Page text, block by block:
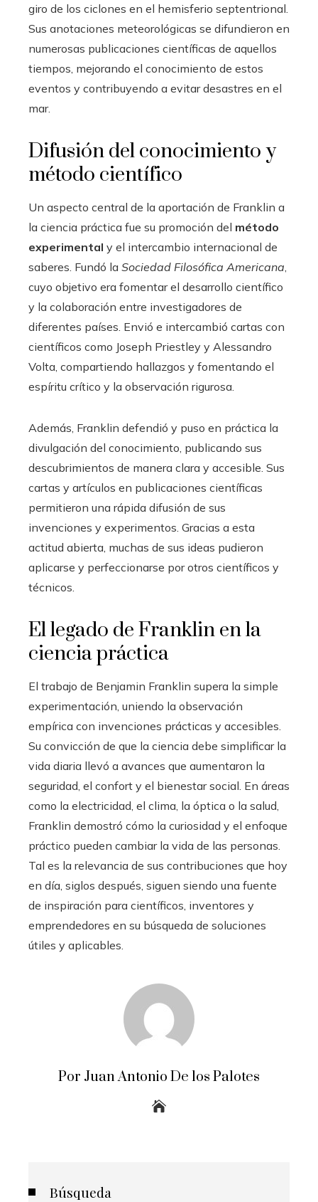
giro de los ciclones en el hemisferio septentrional.
Sus anotaciones meteorológicas se difundieron en
numerosas publicaciones científicas de aquellos
tiempos, mejorando el conocimiento de estos
eventos y contribuyendo a evitar desastres en el
mar.
Difusión del conocimiento y
método científico
Un aspecto central de la aportación de Franklin a
la ciencia práctica fue su promoción del método
experimental y el intercambio internacional de
saberes. Fundó la Sociedad Filosófica Americana
cuyo objetivo era fomentar el desarrollo científico
y la colaboración entre investigadores de
diferentes países. Envió e intercambió cartas con
científicos como Joseph Priestley y Alessandro
Volta, compartiendo hallazgos y fomentando el
espíritu crítico y la observación rigurosa.
Además, Franklin defendió y puso en práctica la
divulgación del conocimiento, publicando sus
descubrimientos de manera clara y accesible. Sus
cartas y artículos en publicaciones científicas
permitieron una rápida difusión de sus
invenciones y experimentos. Gracias a esta
actitud abierta, muchas de sus ideas pudieron
aplicarse y perfeccionarse por otros científicos y
técnicos.
El legado de Franklin en la
ciencia práctica
El trabajo de Benjamin Franklin supera la simple
experimentación, uniendo la observación
empírica con invenciones prácticas y accesibles.
Su convicción de que la ciencia debe simplificar la
vida diaria llevó a avances que aumentaron la
seguridad, el confort y el bienestar social. En áreas
como la electricidad, el clima, la óptica o la salud,
Franklin demostró cómo la curiosidad y el enfoque
práctico pueden cambiar la vida de las personas.
Tal es la relevancia de sus contribuciones que hoy
en día, siglos después, siguen siendo una fuente
de inspiración para científicos, inventores y
emprendedores en su búsqueda de soluciones
útiles y aplicables.
Por Juan Antonio De los Palotes
Búsqueda